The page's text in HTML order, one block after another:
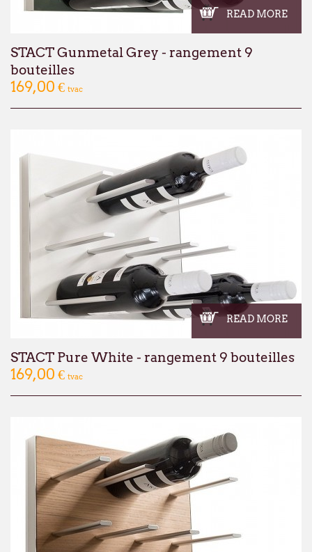
READ MORE
STACT Gunmetal Grey - rangement 9
bouteilles
169,00 € tvac
READ MORE
STACT Pure White - rangement 9 bouteilles
169,00 € tvac